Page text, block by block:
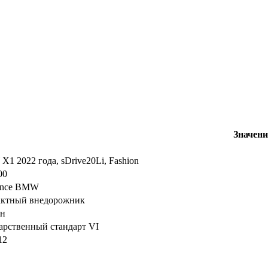
2022 года, sDrive20Li, Fashion
BMW
внедорожник
стандарт VI